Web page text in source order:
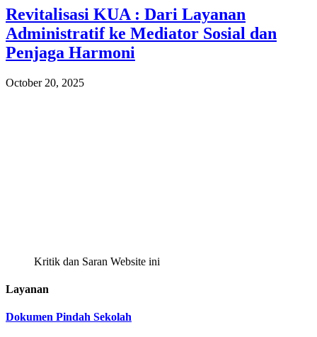
Revitalisasi KUA : Dari Layanan
Administratif ke Mediator Sosial dan
Penjaga Harmoni
October 20, 2025
Kritik dan Saran Website ini
Layanan
Dokumen Pindah Sekolah